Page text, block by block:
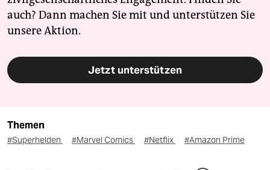
auch? Dann machen Sie mit und unterstützen Sie
unsere Aktion.
Jetzt unterstützen
Themen
#Superhelden #Marvel Comics #Netflix #Amazon Prime